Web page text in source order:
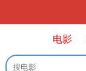
电影